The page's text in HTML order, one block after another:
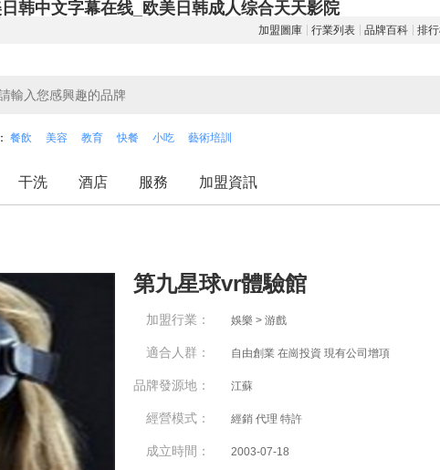
韩中文字幕在线_欧美日韩成人综合天天影院
加盟圖庫 行業列表 品牌百科 排
餐飲 美容 教育 快餐 小吃 藝術培訓
干洗 酒店 服務 加盟資訊
第九星球vr體驗館
加盟行業： 娛樂 > 游戲
適合人群： 自由創業 在崗投資 現有公司增項
品牌發源地： 江蘇
經營模式： 經銷 代理 特許
成立時間： 2003-07-18